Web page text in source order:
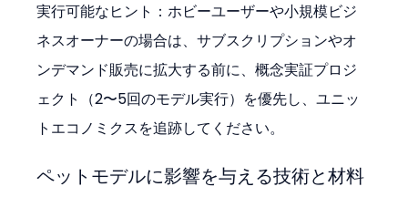
実行可能なヒント：ホビーユーザーや小規模ビジ
ネスオーナーの場合は、サブスクリプションやオ
ンデマンド販売に拡大する前に、概念実証プロジ
ェクト（2〜5回のモデル実行）を優先し、ユニッ
トエコノミクスを追跡してください。
ペットモデルに影響を与える技術と材料